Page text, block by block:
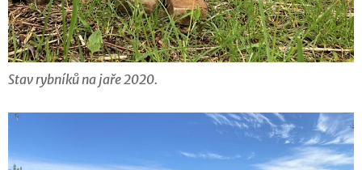
Stav rybníků na jaře 2020.